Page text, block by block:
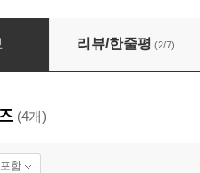
3 (With CD)
리뷰/한줄평 (2/7)
(4개)
함